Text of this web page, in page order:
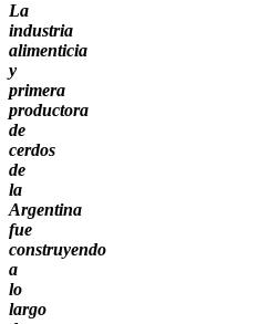
La
industria
alimenticia
y
primera
productora
de
cerdos
de
la
Argentina
fue
construyendo
a
lo
largo